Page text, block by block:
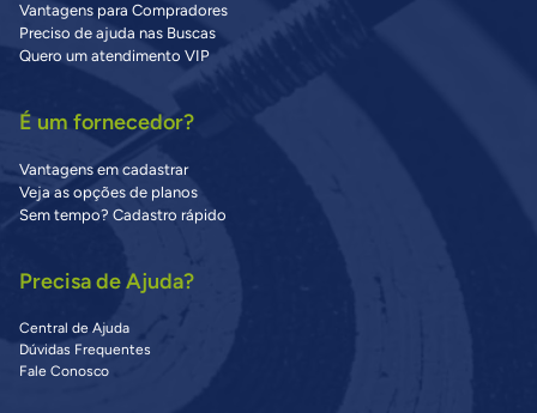
Vantagens para Compradores
Preciso de ajuda nas Buscas
Quero um atendimento VIP
É um fornecedor?
Vantagens em cadastrar
Veja as opções de planos
Sem tempo? Cadastro rápido
Precisa de Ajuda?
Central de Ajuda
Dúvidas Frequentes
Fale Conosco